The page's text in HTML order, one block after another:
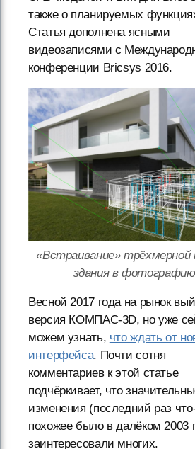
также о планируемых
Статья дополнена ясными
видеозаписями с
конференции Bricsys 2016.
«Встраивание» трёхмерной
здания в фотографию
Весной 2017 года на рынок
версия КОМПАС-3D, но уже
можем узнать, что ждать от
интерфейса. Почти сотня
комментариев к этой статье
подчёркивает, что
изменения (последний раз
похожее было в далёком 2003
заинтересовали многих.